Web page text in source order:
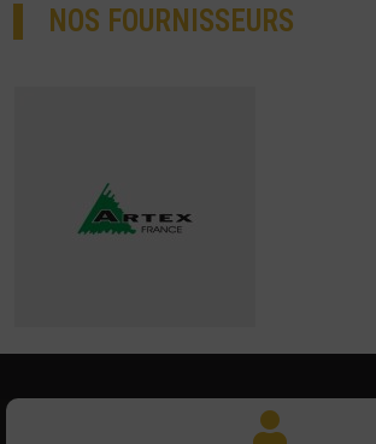
NOS FOURNISSEURS